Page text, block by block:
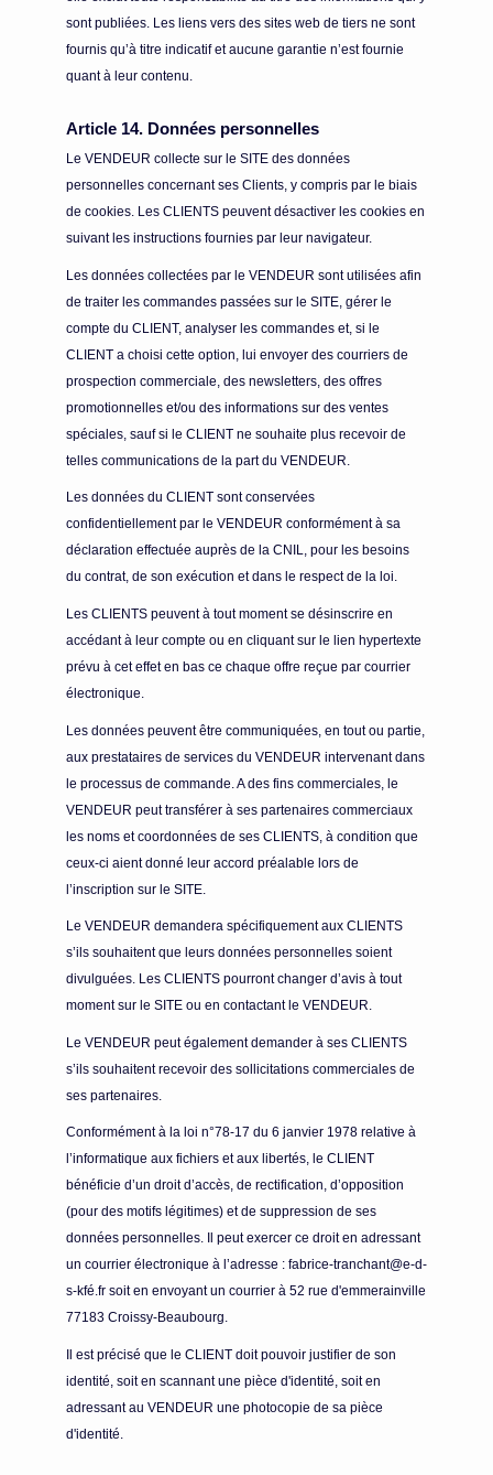
sont publiées. Les liens vers des sites web de tiers ne sont
fournis qu’à titre indicatif et aucune garantie n’est fournie
quant à leur contenu.
Article 14. Données personnelles
Le VENDEUR collecte sur le SITE des données
personnelles concernant ses Clients, y compris par le biais
de cookies. Les CLIENTS peuvent désactiver les cookies en
suivant les instructions fournies par leur navigateur.
Les données collectées par le VENDEUR sont utilisées afin
de traiter les commandes passées sur le SITE, gérer le
compte du CLIENT, analyser les commandes et, si le
CLIENT a choisi cette option, lui envoyer des courriers de
prospection commerciale, des newsletters, des offres
promotionnelles et/ou des informations sur des ventes
spéciales, sauf si le CLIENT ne souhaite plus recevoir de
telles communications de la part du VENDEUR.
Les données du CLIENT sont conservées
confidentiellement par le VENDEUR conformément à sa
déclaration effectuée auprès de la CNIL, pour les besoins
du contrat, de son exécution et dans le respect de la loi.
Les CLIENTS peuvent à tout moment se désinscrire en
accédant à leur compte ou en cliquant sur le lien hypertexte
prévu à cet effet en bas ce chaque offre reçue par courrier
électronique.
Les données peuvent être communiquées, en tout ou partie,
aux prestataires de services du VENDEUR intervenant dans
le processus de commande. A des fins commerciales, le
VENDEUR peut transférer à ses partenaires commerciaux
les noms et coordonnées de ses CLIENTS, à condition que
ceux-ci aient donné leur accord préalable lors de
l’inscription sur le SITE.
Le VENDEUR demandera spécifiquement aux CLIENTS
s’ils souhaitent que leurs données personnelles soient
divulguées. Les CLIENTS pourront changer d’avis à tout
moment sur le SITE ou en contactant le VENDEUR.
Le VENDEUR peut également demander à ses CLIENTS
s’ils souhaitent recevoir des sollicitations commerciales de
ses partenaires.
Conformément à la loi n°78-17 du 6 janvier 1978 relative à
l’informatique aux fichiers et aux libertés, le CLIENT
bénéficie d’un droit d’accès, de rectification, d’opposition
(pour des motifs légitimes) et de suppression de ses
données personnelles. Il peut exercer ce droit en adressant
un courrier électronique à l’adresse : fabrice-tranchant@e-d-
s-kfé.fr soit en envoyant un courrier à 52 rue d'emmerainville
77183 Croissy-Beaubourg.
Il est précisé que le CLIENT doit pouvoir justifier de son
identité, soit en scannant une pièce d'identité, soit en
adressant au VENDEUR une photocopie de sa pièce
d'identité.